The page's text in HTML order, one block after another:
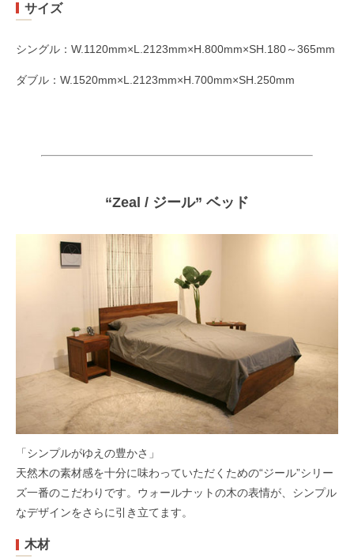
サイズ
シングル：W.1120mm×L.2123mm×H.800mm×SH.180～365mm
ダブル：W.1520mm×L.2123mm×H.700mm×SH.250mm
“Zeal / ジール” ベッド
「シンプルがゆえの豊かさ」
天然木の素材感を十分に味わっていただくための“ジール”シリー
ズ一番のこだわりです。ウォールナットの木の表情が、シンプル
なデザインをさらに引き立てます。
木材